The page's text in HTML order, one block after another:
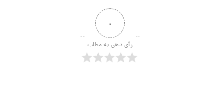
۰
رأی دهی به مطلب